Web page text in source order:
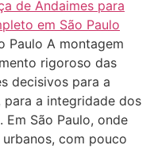
Paulo A montagem
rigoroso das
decisivos para a
a integridade dos
São Paulo, onde
com pouco